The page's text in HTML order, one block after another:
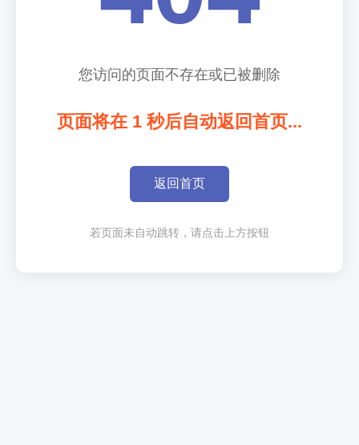
您访问的页面不存在或已被删除
页面将在 1 秒后自动返回首页...
返回首页
若页面未自动跳转，请点击上方按钮